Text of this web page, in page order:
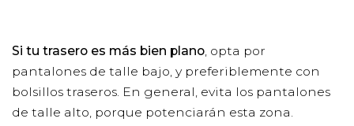
Si tu trasero es más bien plano, opta por
pantalones de talle bajo, y preferiblemente con
bolsillos traseros. En general, evita los pantalones
de talle alto, porque potenciarán esta zona.